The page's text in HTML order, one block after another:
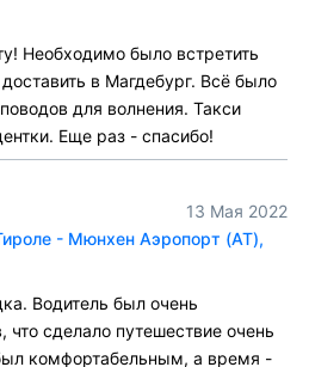
Необходимо было встретить
в Магдебург. Всё было
для волнения. Такси
Еще раз - спасибо!
13 Мая 2022
- Мюнхен Аэропорт (AT),
Водитель был очень
сделало путешествие очень
комфортабельным, а время -